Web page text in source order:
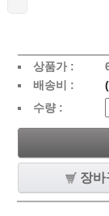
상품가 :
배송비 :
수량 :
장바